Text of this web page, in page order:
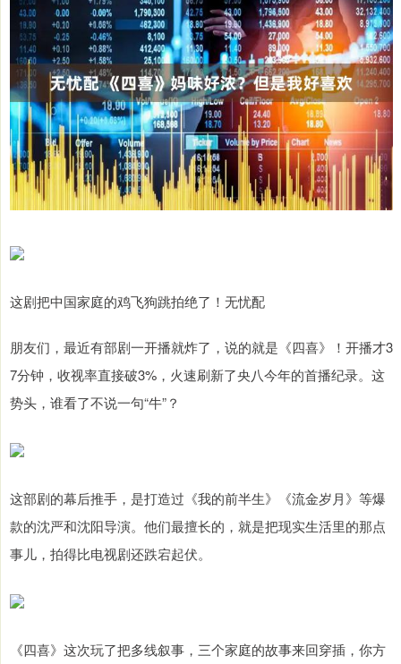
这剧把中国家庭的鸡飞狗跳拍绝了！无忧配
朋友们，最近有部剧一开播就炸了，说的就是《四喜》！开播才3
7分钟，收视率直接破3%，火速刷新了央八今年的首播纪录。这
势头，谁看了不说一句“牛”？
这部剧的幕后推手，是打造过《我的前半生》《流金岁月》等爆
款的沈严和沈阳导演。他们最擅长的，就是把现实生活里的那点
事儿，拍得比电视剧还跌宕起伏。
《四喜》这次玩了把多线叙事，三个家庭的故事来回穿插，你方